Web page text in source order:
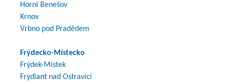
Horní Benešov
Krnov
Vrbno pod Pradědem
Frýdecko-Místecko
Frýdek-Místek
Frýdlant nad Ostravicí